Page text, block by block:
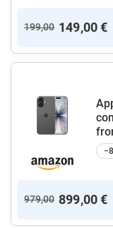
199,00 149,00 €
979,00 899,00 €